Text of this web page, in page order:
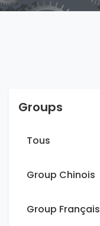
Groups
Tous
Group Chinois
Group Français